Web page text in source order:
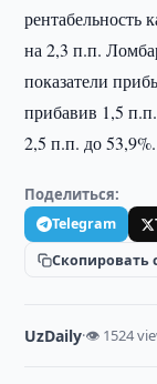
рентабельность
на 2,3 п.п.
показатели
прибавив 1,5
2,5 п.п. до 53,9%.
Поделиться:
Telegram
Скопировать
UzDaily·👁 1524